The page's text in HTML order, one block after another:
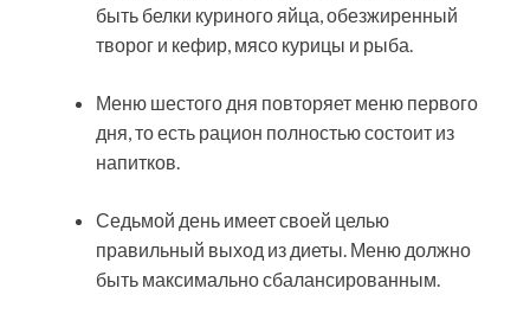
быть белки куриного яйца, обезжиренный
творог и кефир, мясо курицы и рыба.
Меню шестого дня повторяет меню первого
дня, то есть рацион полностью состоит из
напитков.
Седьмой день имеет своей целью
правильный выход из диеты. Меню должно
быть максимально сбалансированным.